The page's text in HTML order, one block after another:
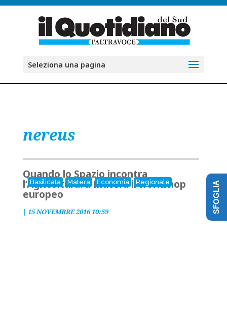
Seleziona una pagina
nereus
Basilicata Matera Economia Regionale
Quando lo Spazio incontra
l’Agricoltura: a Matera il workshop
europeo
| 15 NOVEMBRE 2016 10:59 SFOGLIA